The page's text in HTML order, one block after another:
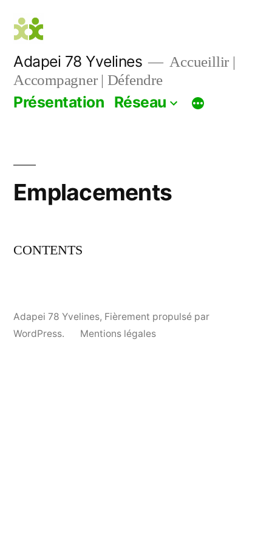
contenu
Adapei 78 Yvelines
Accueillir |
Accompagner | Défendre
Présentation Réseau
Emplacements
CONTENTS
Adapei 78 Yvelines, Fièrement propulsé par
WordPress.
Mentions légales